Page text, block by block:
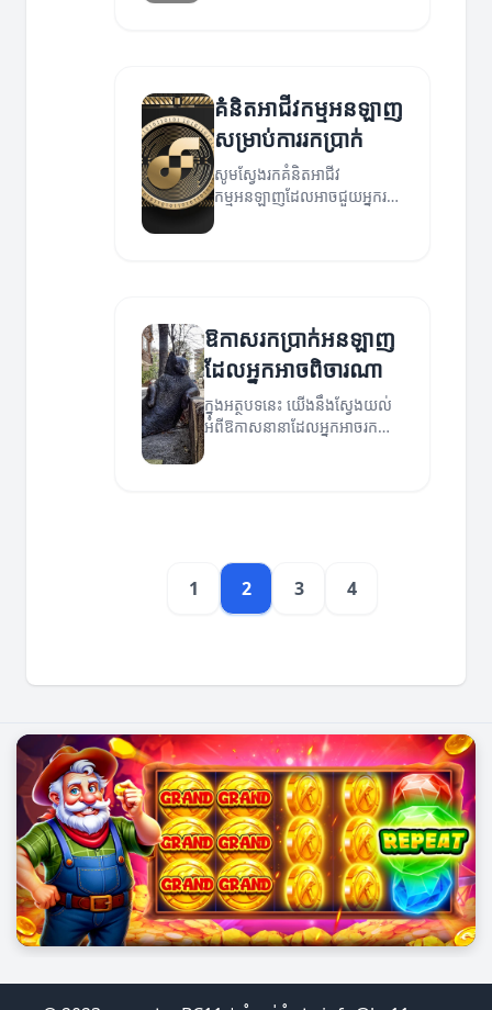
គំនិតអាជីវកម្មអនឡាញ
សម្រាប់ការរកប្រាក់
សូមស្វែងរកគំនិតអាជីវ
កម្មអនឡាញដែលអាចជួយអ្នករក
ប្រាក់បាន។
ឱកាសរកប្រាក់អនឡាញ
ដែលអ្នកអាចពិចារណា
ក្នុងអត្ថបទនេះ យើងនឹងស្វែងយល់
អំពីឱកាសនានាដែលអ្នកអាចរក
ប្រាក់អនឡាញ។
1 2 3 4